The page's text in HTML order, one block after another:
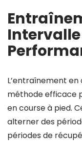
avec un
course
Intervalle
L’entraînement
méthode efficace
en course à pied.
alterner des
périodes de